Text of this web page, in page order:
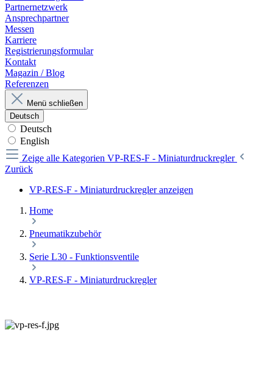
Partnernetzwerk
Ansprechpartner
Messen
Karriere
Registrierungsformular
Kontakt
Magazin / Blog
Referenzen
Menü schließen
Deutsch
Deutsch
English
Zeige alle Kategorien VP-RES-F - Miniaturdruckregler
Zurück
VP-RES-F - Miniaturdruckregler anzeigen
Home
Pneumatikzubehör
Serie L30 - Funktionsventile
VP-RES-F - Miniaturdruckregler